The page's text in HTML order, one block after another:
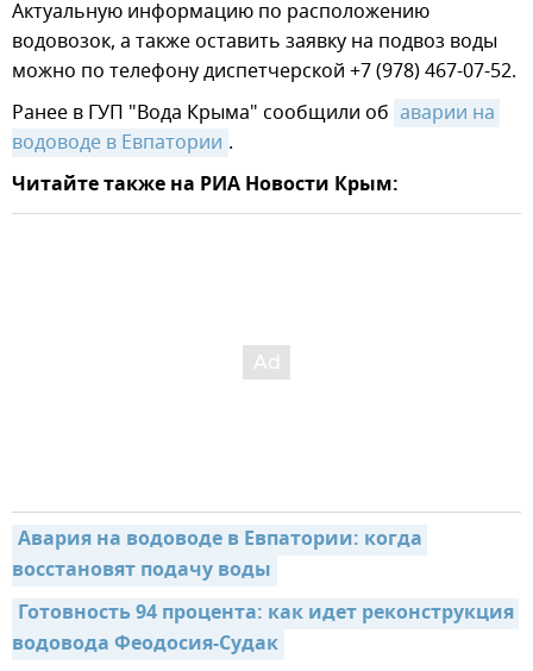
Актуальную информацию по расположению
водовозок, а также оставить заявку на подвоз воды
можно по телефону диспетчерской +7 (978) 467-07-52.
Ранее в ГУП "Вода Крыма" сообщили об аварии на
водоводе в Евпатории .
Читайте также на РИА Новости Крым:
Авария на водоводе в Евпатории: когда
восстановят подачу воды
Готовность 94 процента: как идет реконструкция
водовода Феодосия-Судак